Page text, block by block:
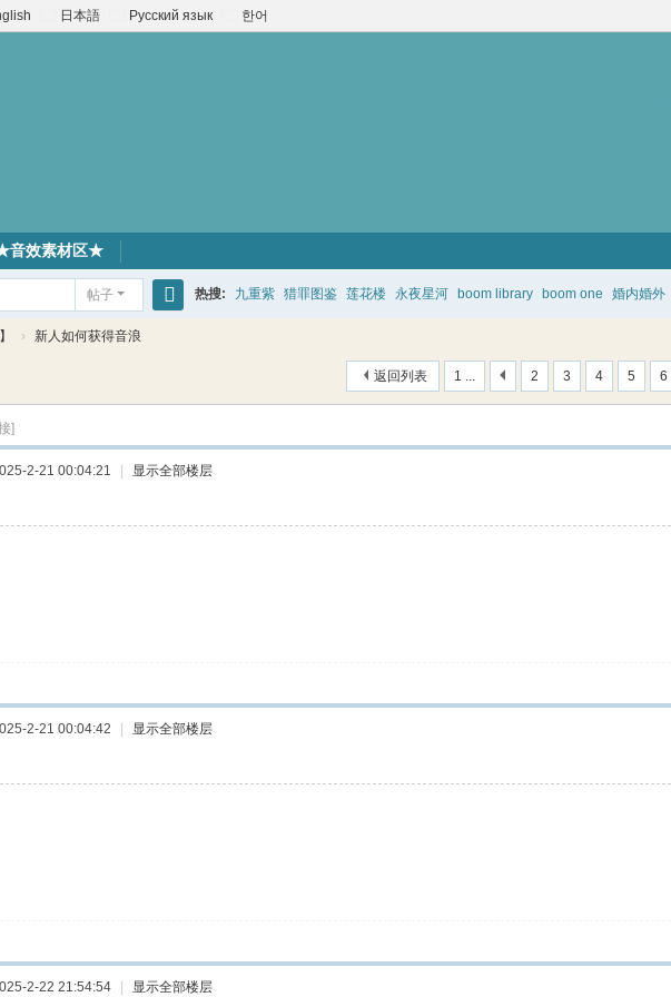
日本語 Русский язык 한어
音效素材区★
帖子 热搜: 九重紫 猎罪图鉴 莲花楼 永夜星河 boom library boom one 婚内婚外
› 新人如何获得音浪
1 ... 2 3 4 5 6
返回列表
]
2-21 00:04:21 显示全部楼层
2-21 00:04:42 显示全部楼层
2-22 21:54:54 显示全部楼层